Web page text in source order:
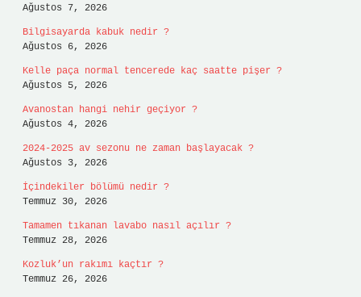
Ağustos 7, 2026
Bilgisayarda kabuk nedir ?
Ağustos 6, 2026
Kelle paça normal tencerede kaç saatte pişer ?
Ağustos 5, 2026
Avanostan hangi nehir geçiyor ?
Ağustos 4, 2026
2024-2025 av sezonu ne zaman başlayacak ?
Ağustos 3, 2026
İçindekiler bölümü nedir ?
Temmuz 30, 2026
Tamamen tıkanan lavabo nasıl açılır ?
Temmuz 28, 2026
Kozluk’un rakımı kaçtır ?
Temmuz 26, 2026